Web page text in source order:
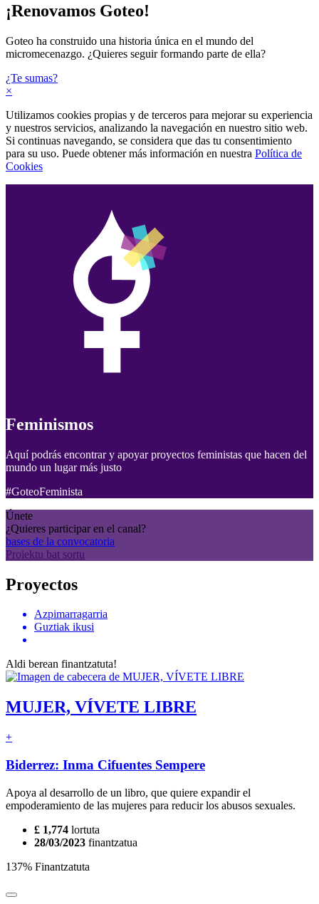
¡Renovamos Goteo!
Goteo ha construido una historia única en el mundo del
micromecenazgo. ¿Quieres seguir formando parte de ella?
¿Te sumas?
×
Utilizamos cookies propias y de terceros para mejorar su experiencia
y nuestros servicios, analizando la navegación en nuestro sitio web.
Si continuas navegando, se considera que das tu consentimiento
para su uso. Puede obtener más información en nuestra Política de
Cookies
Feminismos
Aquí podrás encontrar y apoyar proyectos feministas que hacen del
mundo un lugar más justo
#GoteoFeminista
Únete
¿Quieres participar en el canal?
bases de la convocatoria
Proiektu bat sortu
Proyectos
Azpimarragarria
Guztiak ikusi
Aldi berean finantzatuta!
MUJER, VÍVETE LIBRE
+
Biderrez: Inma Cifuentes Sempere
Apoya al desarrollo de un libro, que quiere expandir el
empoderamiento de las mujeres para reducir los abusos sexuales.
£ 1,774 lortuta
28/03/2023 finantzatua
137% Finantzatuta